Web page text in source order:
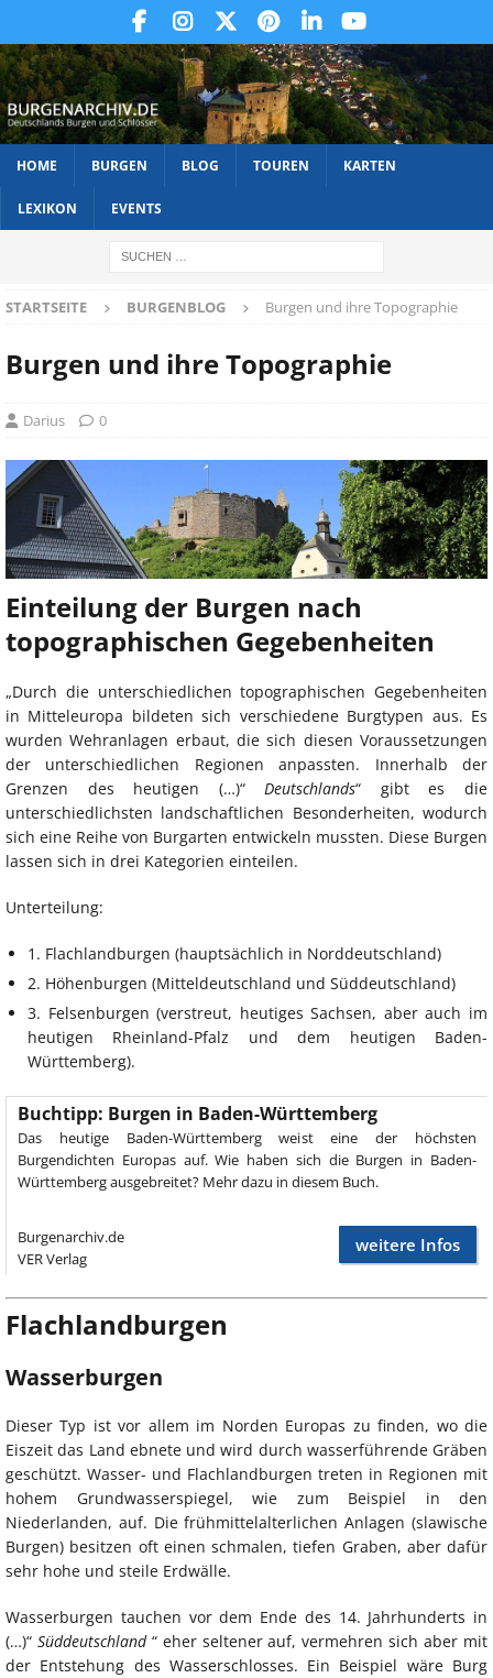
HOME BURGEN BLOG TOUREN KARTEN
LEXIKON EVENTS
STARTSEITE BURGENBLOG Burgen und ihre Topographie
Burgen und ihre Topographie
Darius 0
Einteilung der Burgen nach
topographischen Gegebenheiten
„Durch die unterschiedlichen topographischen Gegebenheiten
in Mitteleuropa bildeten sich verschiedene Burgtypen aus. Es
wurden Wehranlagen erbaut, die sich diesen Voraussetzungen
der unterschiedlichen Regionen anpassten. Innerhalb der
Grenzen des heutigen (…)“Deutschlands“ gibt es die
unterschiedlichsten landschaftlichen Besonderheiten, wodurch
sich eine Reihe von Burgarten entwickeln mussten. Diese Burgen
lassen sich in drei Kategorien einteilen.
Unterteilung:
1. Flachlandburgen (hauptsächlich in Norddeutschland)
2. Höhenburgen (Mitteldeutschland und Süddeutschland)
3. Felsenburgen (verstreut, heutiges Sachsen, aber auch im
heutigen Rheinland-Pfalz und dem heutigen Baden-
Württemberg).
Buchtipp: Burgen in Baden-Württemberg
Das heutige Baden-Württemberg weist eine der höchsten
Burgendichten Europas auf. Wie haben sich die Burgen in Baden-
Württemberg ausgebreitet? Mehr dazu in diesem Buch.
Burgenarchiv.de
VER Verlag
weitere Infos
Flachlandburgen
Wasserburgen
Dieser Typ ist vor allem im Norden Europas zu finden, wo die
Eiszeit das Land ebnete und wird durch wasserführende Gräben
geschützt. Wasser- und Flachlandburgen treten in Regionen mit
hohem Grundwasserspiegel, wie zum Beispiel in den
Niederlanden, auf. Die frühmittelalterlichen Anlagen (slawische
Burgen) besitzen oft einen schmalen, tiefen Graben, aber dafür
sehr hohe und steile Erdwälle.
Wasserburgen tauchen vor dem Ende des 14. Jahrhunderts in
(…)“ Süddeutschland“ eher seltener auf, vermehren sich aber mit
der Entstehung des Wasserschlosses. Ein Beispiel wäre Burg